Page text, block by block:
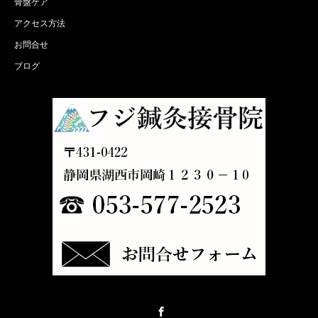
骨盤ケア
アクセス方法
お問合せ
ブログ